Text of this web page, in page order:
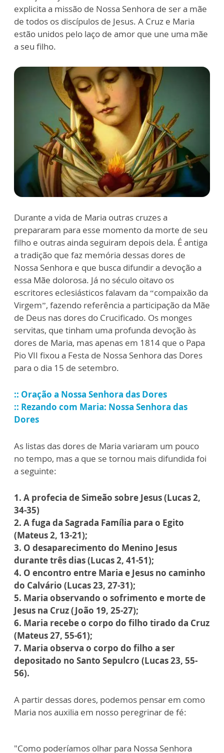
explicita a missão de Nossa Senhora de ser a mãe
de todos os discípulos de Jesus. A Cruz e Maria
estão unidos pelo laço de amor que une uma mãe
a seu filho.
Durante a vida de Maria outras cruzes a
prepararam para esse momento da morte de seu
filho e outras ainda seguiram depois dela. É antiga
a tradição que faz memória dessas dores de
Nossa Senhora e que busca difundir a devoção a
essa Mãe dolorosa. Já no século oitavo os
escritores eclesiásticos falavam da “compaixão da
Virgem”, fazendo referência a participação da Mãe
de Deus nas dores do Crucificado. Os monges
servitas, que tinham uma profunda devoção às
dores de Maria, mas apenas em 1814 que o Papa
Pio VII fixou a Festa de Nossa Senhora das Dores
para o dia 15 de setembro.
:: Oração a Nossa Senhora das Dores
:: Rezando com Maria: Nossa Senhora das
Dores
As listas das dores de Maria variaram um pouco
no tempo, mas a que se tornou mais difundida foi
a seguinte:
1. A profecia de Simeão sobre Jesus (Lucas 2,
34-35)
2. A fuga da Sagrada Família para o Egito
(Mateus 2, 13-21);
3. O desaparecimento do Menino Jesus
durante três dias (Lucas 2, 41-51);
4. O encontro entre Maria e Jesus no caminho
do Calvário (Lucas 23, 27-31);
5. Maria observando o sofrimento e morte de
Jesus na Cruz (João 19, 25-27);
6. Maria recebe o corpo do filho tirado da Cruz
(Mateus 27, 55-61);
7. Maria observa o corpo do filho a ser
depositado no Santo Sepulcro (Lucas 23, 55-
56).
A partir dessas dores, podemos pensar em como
Maria nos auxilia em nosso peregrinar de fé:
"Como poderíamos olhar para Nossa Senhora